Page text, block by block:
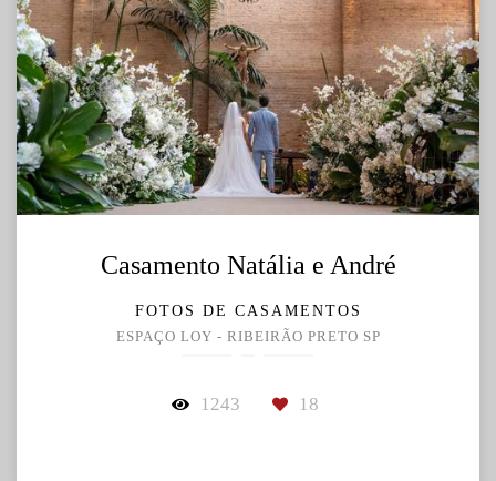
Casamento Natália e André
FOTOS DE CASAMENTOS
ESPAÇO LOY - RIBEIRÃO PRETO SP
1243 18